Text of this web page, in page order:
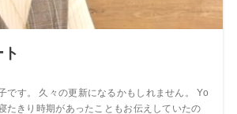
です。 久々の更新になるかもしれません。 Yo
たきり時期があったこともお伝えしていたの